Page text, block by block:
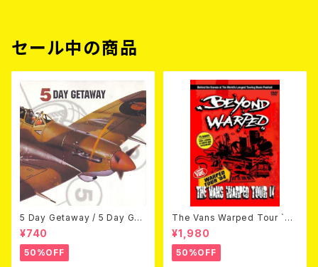
セール中の商品
5 Day Getaway / 5 Day Get
away (CDEP)
¥740
50%OFF
The Vans Warped Tour `04
Beyond Warped (国内盤DV
D)
¥1,980
50%OFF